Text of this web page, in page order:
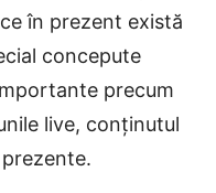
în prezent există
concepute
precum
live, conținutul